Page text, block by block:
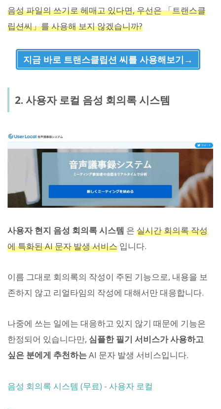
음성 파일의 쓰기로 헤매고 있다면, 우선은 「트랜스클
립션씨」를 사용해 보지 않겠습니까?
지금 바로 트랜스클립션 씨를 사용해보기→
2. 사용자 로컬 음성 회의록 시스템
사용자 현지 음성 회의록 시스템 은 실시간 회의록 작성
에 특화된 AI 문자 발생 서비스 입니다.
이름 그대로 회의록의 작성이 주된 기능으로, 내용을 보
존하지 않고 리얼타임의 작성에 대해서만 대응합니다.
나중에 쓰는 일에는 대응하고 있지 않기 때문에 기능은
한정되어 있습니다만, 심플한 필기 서비스가 사용하고
싶은 분에게 추천하는AI 문자 발생 서비스입니다.
음성 회의록 시스템 (무료) - 사용자 로컬